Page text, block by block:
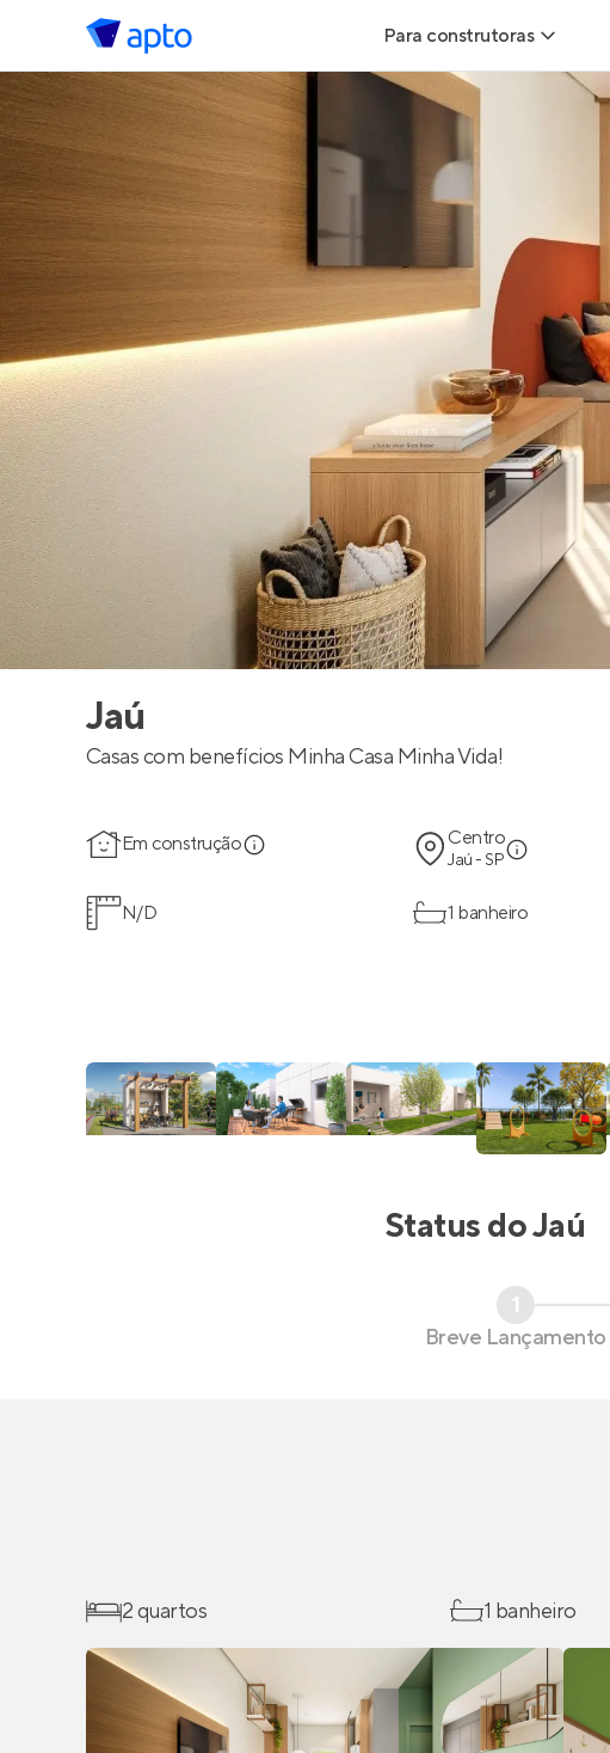
Para construtoras
Geração de Leads
Geração de Visitas
Geração de Vendas
Maiores Construtoras
Parcerias Imobiliárias
Anunciar Imóveis
Jaú
Casas com benefícios Minha Casa Minha Vida!
Em construção Centro
Jaú - SP
N/D 1 banheiro
Status doJaú
1
Breve Lançamento
2 quartos 1 banheiro